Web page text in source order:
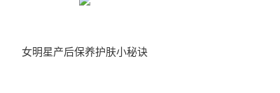
女明星产后保养护肤小秘诀